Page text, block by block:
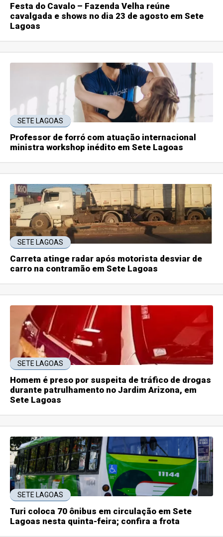
Festa do Cavalo – Fazenda Velha reúne
cavalgada e shows no dia 23 de agosto em Sete
Lagoas
SETE LAGOAS
Professor de forró com atuação internacional
ministra workshop inédito em Sete Lagoas
SETE LAGOAS
Carreta atinge radar após motorista desviar de
carro na contramão em Sete Lagoas
SETE LAGOAS
Homem é preso por suspeita de tráfico de drogas
durante patrulhamento no Jardim Arizona, em
Sete Lagoas
SETE LAGOAS
Turi coloca 70 ônibus em circulação em Sete
Lagoas nesta quinta-feira; confira a frota